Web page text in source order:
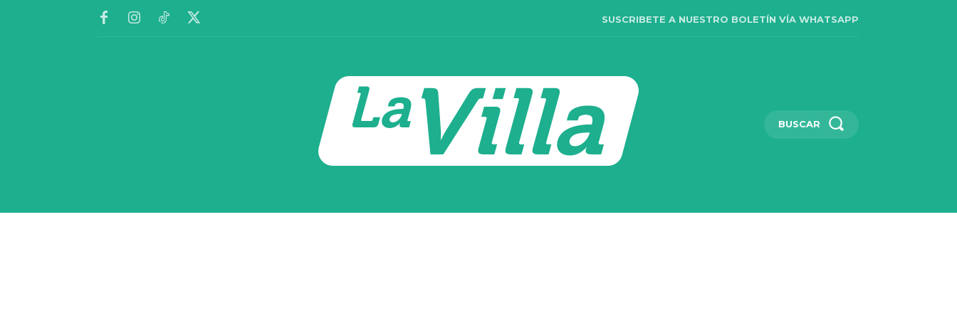
SUSCRIBETE A NUESTRO BOLETÍN VÍA WHATSAPP
BUSCAR